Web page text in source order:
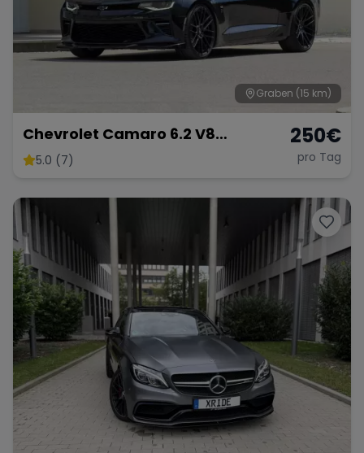
Graben (15 km)
Chevrolet Camaro 6.2 V8
Customkingz
5.0 (7)
250€
pro Tag